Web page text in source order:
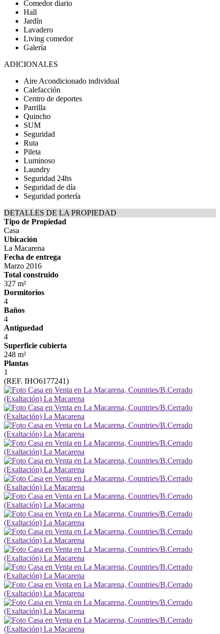
Comedor diario
Hall
Jardín
Lavadero
Living comedor
Galería
ADICIONALES
Aire Acondicionado individual
Calefacción
Centro de deportes
Parrilla
Quincho
SUM
Seguridad
Ruta
Pileta
Luminoso
Laundry
Seguridad 24hs
Seguridad de día
Seguridad portería
DETALLES DE LA PROPIEDAD
Tipo de Propiedad
Casa
Ubicación
La Macarena
Fecha de entrega
Marzo 2016
Total construido
327 m²
Dormitorios
4
Baños
4
Antiguedad
4
Superficie cubierta
248 m²
Plantas
1
(REF. IHO6177241)